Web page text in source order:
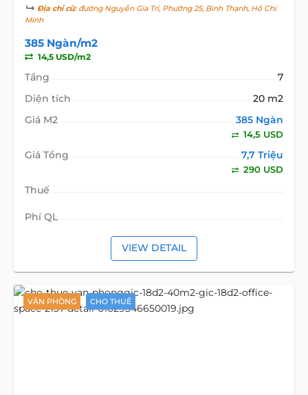
Địa chỉ cũ:đường Nguyễn Gia Trí, Phường 25, Bình Thạnh, Hồ Chí
Minh
385 Ngàn/m2
14,5 USD/m2
Tầng
7
Diện tích
20 m2
Giá M2
385 Ngàn
14,5 USD
Giá Tổng 7,7 Triệu
290 USD
Thuế
Phí QL
VIEW DETAIL
VĂN PHÒNG CHO THUÊ